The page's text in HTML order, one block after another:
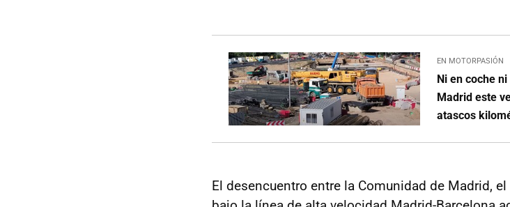
EN MOTORPASIÓN
Ni en coche
Madrid este
atascos
El desencuentro entre la Comunidad de Madrid,